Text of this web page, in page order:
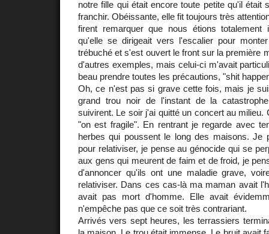
notre fille qui était encore toute petite qu'il était
franchir. Obéissante, elle fit toujours très
firent remarquer que nous étions
qu'elle se dirigeait vers l'escalier pour
trébuché et s'est ouvert le front sur la première
d'autres exemples, mais celui-ci m'avait
beau prendre toutes les précautions, "shit
Oh, ce n'est pas si grave cette fois, mais je
grand trou noir de l'instant de la
suivirent. Le soir j'ai quitté un concert au milieu.
"on est fragile". En rentrant je regarde avec
herbes qui poussent le long des maisons. Je
pour relativiser, je pense au génocide qui se
aux gens qui meurent de faim et de froid, je
d'annoncer qu'ils ont une maladie grave,
relativiser. Dans ces cas-là ma maman avait
avait pas mort d'homme. Elle avait
n'empêche pas que ce soit très contrariant.
Arrivés vers sept heures, les terrassiers